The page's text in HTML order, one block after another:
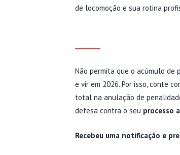
de locomoção e sua rotina
Não permita que o acúmulo de
e vir em 2026. Por isso, conte
total na anulação de
defesa contra o seu processo
Recebeu uma notificação e